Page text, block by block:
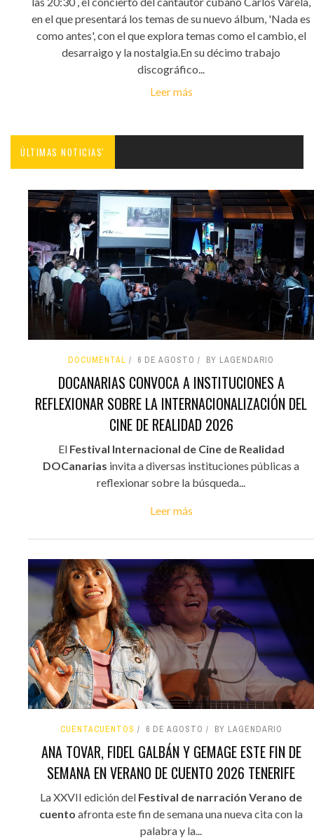
en el que presentará los temas de su nuevo álbum, 'Nada es
como antes', con el que explora temas como el cambio, el
desarraigo y la nostalgia.En su décimo trabajo
discográfico...
Leer más
ÚLTIMAS NOTICIAS'
DOCUMENTAL 6 DE AGOSTO BY LAGENDARIO
DOCANARIAS CONVOCA A INSTITUCIONES A
REFLEXIONAR SOBRE LA INTERNACIONALIZACIÓN DEL
CINE DE REALIDAD 2026
El Festival Internacional de Cine de Realidad
DOCanarias invita a diversas instituciones públicas a
reflexionar sobre la búsqueda...
Leer más
CUENTACUENTOS 6 DE AGOSTO BY LAGENDARIO
ANA TOVAR, FIDEL GALBÁN Y GEMAGE ESTE FIN DE
SEMANA EN VERANO DE CUENTO 2026 TENERIFE
La XXVII edición del Festival de narración Verano de
cuento afronta este fin de semana una nueva cita con la
palabra y la...